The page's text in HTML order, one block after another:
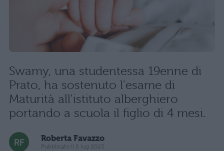
Swamy, una studentessa 19enne di
Prato, ha sostenuto l'esame di
Maturità all'istituto alberghiero
portando a scuola il figlio di 4 mesi.
Roberta Favazzo
Pubblicato il 5 lug 2023